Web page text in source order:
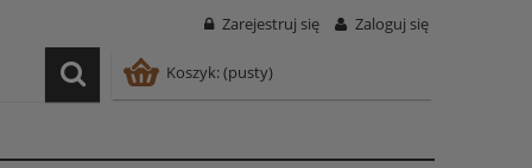
Zarejestruj się Zaloguj się
Koszyk:(pusty)